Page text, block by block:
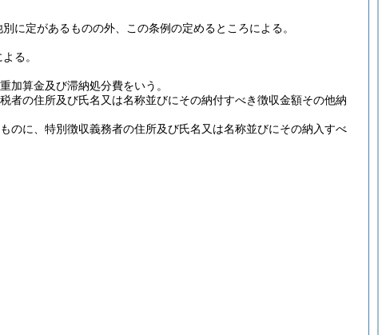
に定があるものの外、この条例の定めるところによる。
る。
算金及び滞納処分費をいう。
の住所及び氏名又は名称並びにその納付すべき徴収金額その他納
に、特別徴収義務者の住所及び氏名又は名称並びにその納入すべ